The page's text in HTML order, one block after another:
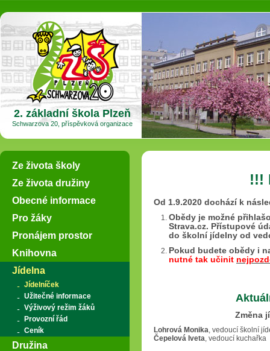
2. základní škola Plzeň
Schwarzova 20, příspěvková organizace
!!!
Od 1.9.2020 dochází k
Obědy je možné
Strava.cz. Přístupové
do školní jídelny od
Pokud budete obědy i
nutné tak učinit
Změna
Lohrová Monika, vedoucí školní
Čepelová Iveta, vedoucí kuchařka
Ze života školy
Ze života družiny
Obecné informace
Pro žáky
Pronájem prostor
Knihovna
Jídelna
Jídelníček
Užitečné informace
Výživový režim žáků
Provozní řád
Ceník
Družina